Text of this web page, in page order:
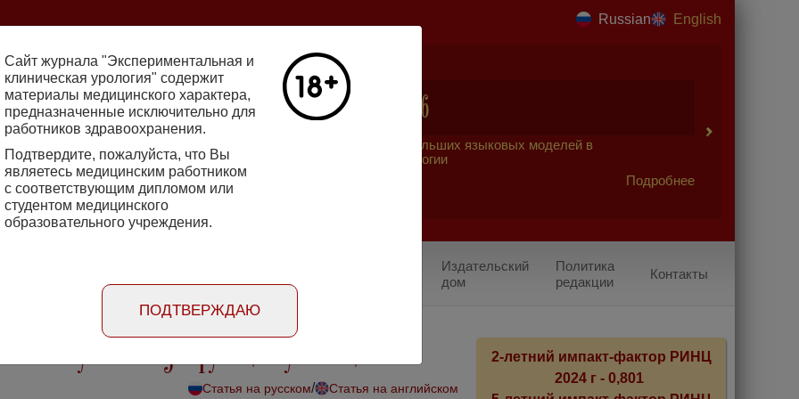
Russian English
2712-8571 10.29188/2222-8543
- основатель НИИ
исследования в НИИ
Подробнее
Номер №2, 2026
Галлюцинации больших языковых моделей в
клинической урологии
Подробнее
i klinicheskaya urologiya
для авторов
рекламодателей
Издательский
дом
Политика
редакции
Контакты
сексуальной дисфункции у женщин
Статья на русском/ Статья на английском
2-летний импакт-фактор РИНЦ
2024 г - 0,801
Сайт журнала "Экспериментальная и
клиническая урология" содержит
материалы медицинского характера,
предназначенные исключительно для
работников здравоохранения.
Подтвердите, пожалуйста, что Вы
являетесь медицинским работником
с соответствующим дипломом или
студентом медицинского
образовательного учреждения.
ПОДТВЕРЖДАЮ